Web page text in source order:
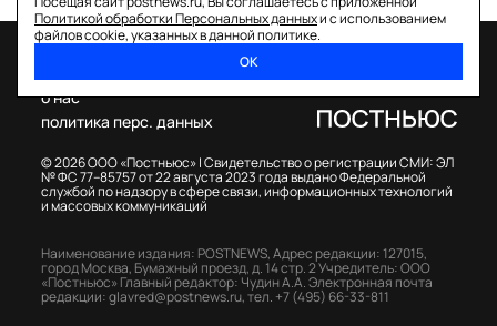
Политикой обработки Персональных данныхи с использованием
файлов cookie, указанных в данной политике.
ОК
© 2026 ООО «Постньюс» |Свидетельство о регистрации СМИ: ЭЛ
№ ФС 77–85757 от 22 августа 2023 года выдано Федеральной
службой по надзору в сфере связи, информационных технологий
и массовых коммуникаций
о нас
политика перс. данных
Наименование издания: POSTNEWS,Адрес редакции: 127015,
город Москва, Бумажный проезд, д. 14 стр. 2Учредитель: ООО
«Постньюс» Главный редактор: Чудин А.А.Электронная почта
редакции:glavred@postnews.ru,тел. +7 (495) 66-33-811